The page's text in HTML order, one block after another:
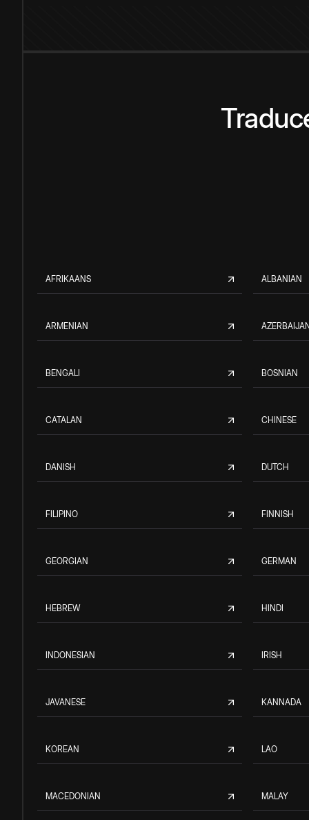
AFRIKAANS ALBANIAN
ARMENIAN
BENGALI BOSNIAN
CATALAN CHINESE
DANISH DUTCH
FILIPINO FINNISH
GEORGIAN GERMAN
HEBREW HINDI
INDONESIAN IRISH
JAVANESE KANNADA
KOREAN LAO
MACEDONIAN MALAY